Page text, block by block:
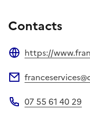
Contacts
https://
07 55 61 40 29